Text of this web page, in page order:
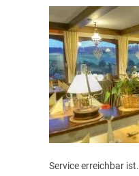
Service erreichbar ist.